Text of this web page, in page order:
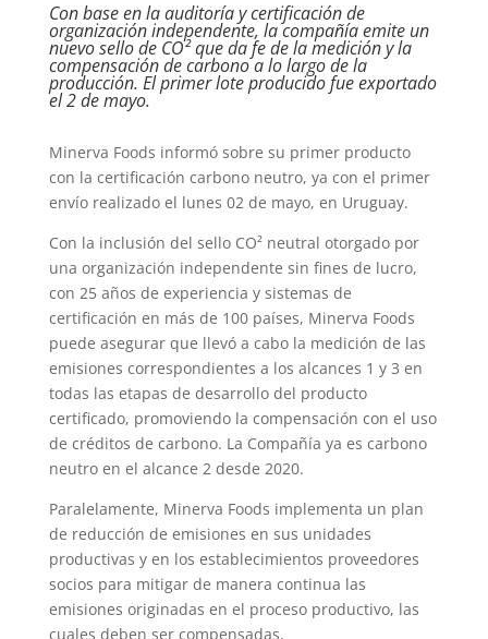
Con base en la auditoría y certificación de
organización independente, la compañía emite un
nuevo sello de CO² que da fe de la medición y la
compensación de carbono a lo largo de la
producción. El primer lote producido fue exportado
el 2 de mayo.
Minerva Foods informó sobre su primer producto
con la certificación carbono neutro, ya con el primer
envío realizado el lunes 02 de mayo, en Uruguay.
Con la inclusión del sello CO² neutral otorgado por
una organización independente sin fines de lucro,
con 25 años de experiencia y sistemas de
certificación en más de 100 países, Minerva Foods
puede asegurar que llevó a cabo la medición de las
emisiones correspondientes a los alcances 1 y 3 en
todas las etapas de desarrollo del producto
certificado, promoviendo la compensación con el uso
de créditos de carbono. La Compañía ya es carbono
neutro en el alcance 2 desde 2020.
Paralelamente, Minerva Foods implementa un plan
de reducción de emisiones en sus unidades
productivas y en los establecimientos proveedores
socios para mitigar de manera continua las
emisiones originadas en el proceso productivo, las
cuales deben ser compensadas.